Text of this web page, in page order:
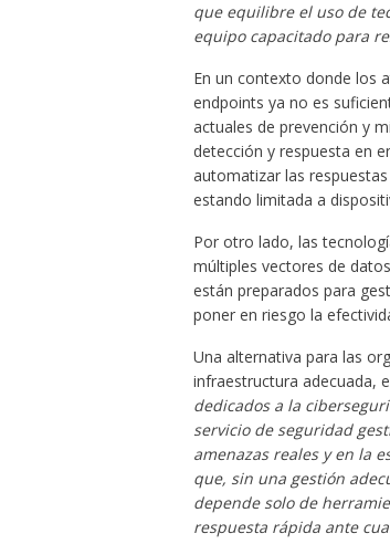
que equilibre el uso de
equipo capacitado para
En un contexto donde los
endpoints ya no es
actuales de prevención y
detección y respuesta en
automatizar las
estando limitada a
Por otro lado, las
múltiples vectores de
están preparados para
poner en riesgo la
Una alternativa para las
infraestructura adecuada,
dedicados a la
servicio de seguridad
amenazas reales y en la
que, sin una gestión
depende solo de
respuesta rápida ante